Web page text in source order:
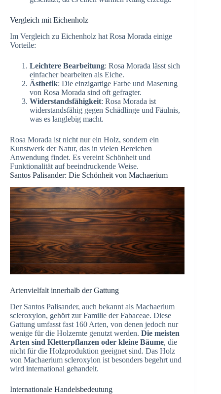
Vergleich mit Eichenholz
Im Vergleich zu Eichenholz hat Rosa Morada einige
Vorteile:
Leichtere Bearbeitung: Rosa Morada lässt sich
einfacher bearbeiten als Eiche.
Ästhetik: Die einzigartige Farbe und Maserung
von Rosa Morada sind oft gefragter.
Widerstandsfähigkeit: Rosa Morada ist
widerstandsfähig gegen Schädlinge und Fäulnis,
was es langlebig macht.
Rosa Morada ist nicht nur ein Holz, sondern ein
Kunstwerk der Natur, das in vielen Bereichen
Anwendung findet. Es vereint Schönheit und
Funktionalität auf beeindruckende Weise.
Santos Palisander: Die Schönheit von Machaerium
Artenvielfalt innerhalb der Gattung
Der Santos Palisander, auch bekannt als Machaerium
scleroxylon, gehört zur Familie der Fabaceae. Diese
Gattung umfasst fast 160 Arten, von denen jedoch nur
wenige für die Holzernte genutzt werden. Die meisten
Arten sind Kletterpflanzen oder kleine Bäume, die
nicht für die Holzproduktion geeignet sind. Das Holz
von Machaerium scleroxylon ist besonders begehrt und
wird international gehandelt.
Internationale Handelsbedeutung